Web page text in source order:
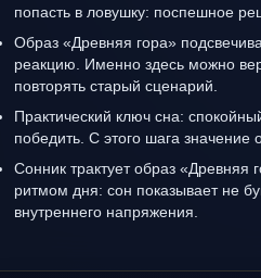
попасть в ловушку: поспешное
Образ «Древняя гора»
реакцию. Именно здесь можно
повторять старый сценарий.
Практический ключ сна:
победить. С этого шага значение
Сонник трактует образ «Древняя
ритмом дня: сон показывает не
внутреннего напряжения.